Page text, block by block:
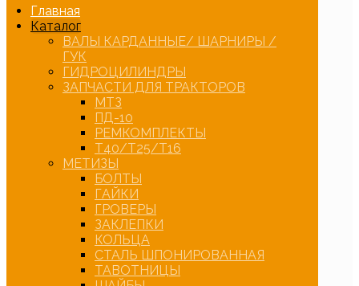
Главная
Каталог
ВАЛЫ КАРДАННЫЕ/ ШАРНИРЫ /
ГУК
ГИДРОЦИЛИНДРЫ
ЗАПЧАСТИ ДЛЯ ТРАКТОРОВ
МТЗ
ПД-10
РЕМКОМПЛЕКТЫ
Т40/Т25/Т16
МЕТИЗЫ
БОЛТЫ
ГАЙКИ
ГРОВЕРЫ
ЗАКЛЕПКИ
КОЛЬЦА
СТАЛЬ ШПОНИРОВАННАЯ
ТАВОТНИЦЫ